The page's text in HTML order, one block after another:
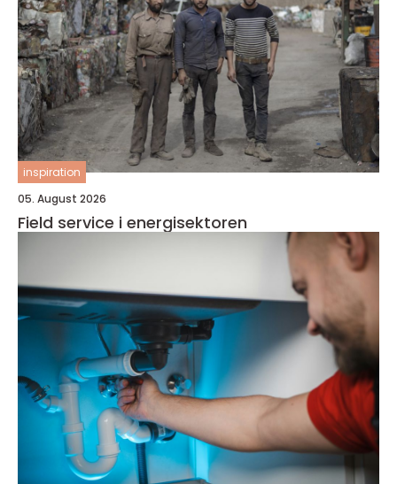
inspiration
05. August 2026
Field service i energisektoren